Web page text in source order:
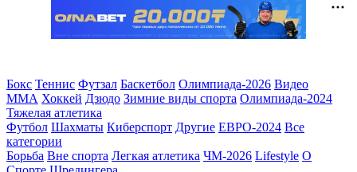
Бокс Теннис Футзал Баскетбол Олимпиада-2026 Видео
ММА Хоккей Дзюдо Зимние виды спорта Олимпиада-2024
Тяжелая атлетика
Футбол Шахматы Киберспорт Другие ЕВРО-2024 Все
категории
Борьба Вне спорта Легкая атлетика ЧМ-2026 Lifestyle О